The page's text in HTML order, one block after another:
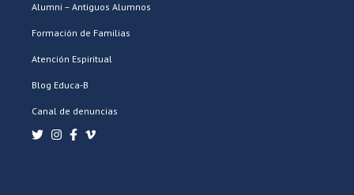
Alumni – Antiguos Alumnos
Formación de Familias
Atención Espiritual
Blog Educa-B
Canal de denuncias